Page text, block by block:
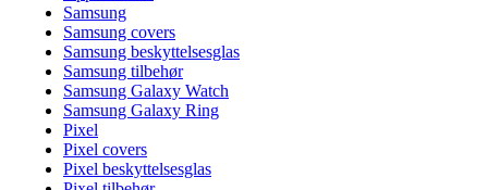
Samsung
Samsung covers
Samsung beskyttelsesglas
Samsung tilbehør
Samsung Galaxy Watch
Samsung Galaxy Ring
Pixel
Pixel covers
Pixel beskyttelsesglas